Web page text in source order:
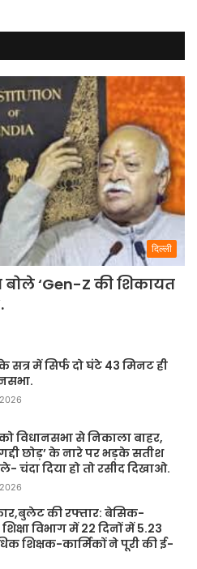
दिल्ली
‘Gen-Z की शिकायत
सत्र में सिर्फ दो घंटे 43 मिनट ही
विधानसभा से निकाला बाहर,
गद्दी छोड़’ के नारे पर भड़के सतीश
चंदा दिया हो तो रसीद दिखाओ.
की रफ्तार: बेसिक-
विभाग में 22 दिनों में 5.23
शिक्षक-कार्मिकों ने पूरी की ई-